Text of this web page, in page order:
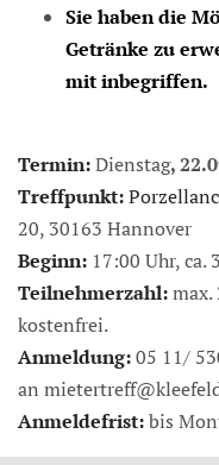
Sie haben die
Getränke zu
mit inbegriffen.
Termin:Dienstag,
Treffpunkt:
20, 30163 Hannover
Beginn: 17:00 Uhr, ca.
Teilnehmerzahl:max.
kostenfrei.
Anmeldung:05 11/
an
Anmeldefrist:bis